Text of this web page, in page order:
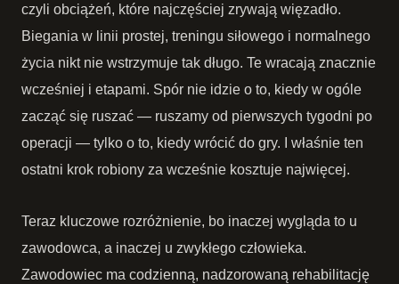
czyli obciążeń, które najczęściej zrywają więzadło.
Biegania w linii prostej, treningu siłowego i normalnego
życia nikt nie wstrzymuje tak długo. Te wracają znacznie
wcześniej i etapami. Spór nie idzie o to, kiedy w ogóle
zacząć się ruszać — ruszamy od pierwszych tygodni po
operacji — tylko o to, kiedy wrócić do gry. I właśnie ten
ostatni krok robiony za wcześnie kosztuje najwięcej.
Teraz kluczowe rozróżnienie, bo inaczej wygląda to u
zawodowca, a inaczej u zwykłego człowieka.
Zawodowiec ma codzienną, nadzorowaną rehabilitację